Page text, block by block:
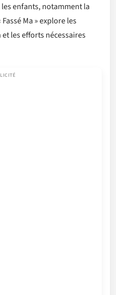
enfants, notamment la
Ma » explore les
les efforts nécessaires